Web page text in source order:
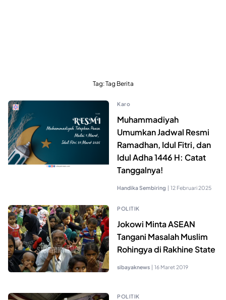
Tag:Tag Berita
Karo
Muhammadiyah
Umumkan Jadwal Resmi
Ramadhan, Idul Fitri, dan
Idul Adha 1446 H: Catat
Tanggalnya!
Handika Sembiring | 12 Februari 2025
POLITIK
Jokowi Minta ASEAN
Tangani Masalah Muslim
Rohingya di Rakhine State
sibayaknews | 16 Maret 2019
POLITIK